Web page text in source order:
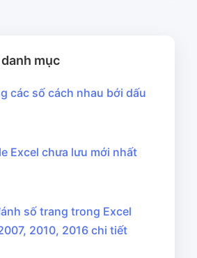
mục
các số cách nhau bới dấu
Excel chưa lưu mới nhất
số trang trong Excel
2010, 2016 chi tiết